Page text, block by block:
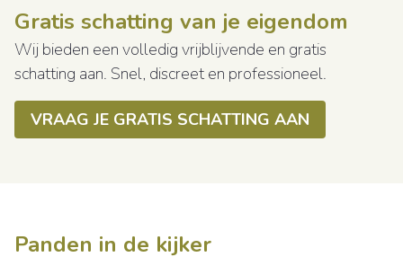
Gratis schatting van je eigendom
Wij bieden een volledig vrijblijvende en gratis
schatting aan. Snel, discreet en professioneel.
VRAAG JE GRATIS SCHATTING AAN
Panden in de kijker